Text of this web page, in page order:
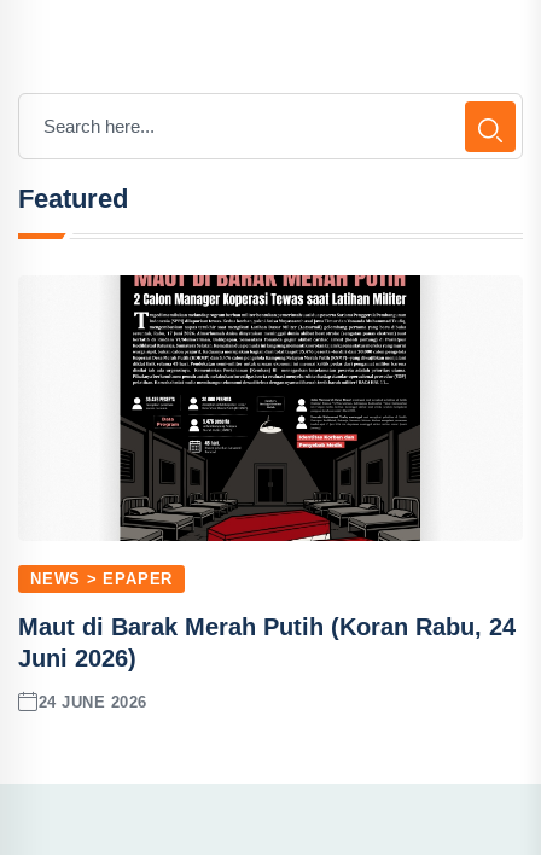
Featured
NEWS > EPAPER
Maut di Barak Merah Putih (Koran Rabu, 24
Juni 2026)
24 JUNE 2026